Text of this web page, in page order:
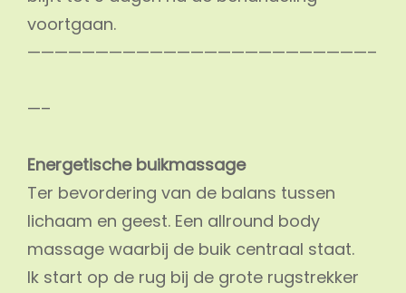
voortgaan.
—————————————————————————–
—–
Energetische buikmassage
Ter bevordering van de balans tussen
lichaam en geest. Een allround body
massage waarbij de buik centraal staat.
Ik start op de rug bij de grote rugstrekker